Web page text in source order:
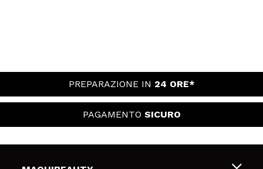
PREPARAZIONE IN 24 ORE*
PAGAMENTO SICURO